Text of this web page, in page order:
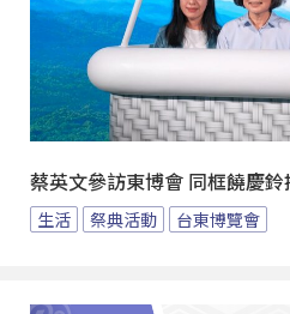
蔡英文參訪東博會 同框饒慶鈴
生活 祭典活動 台東博覽會